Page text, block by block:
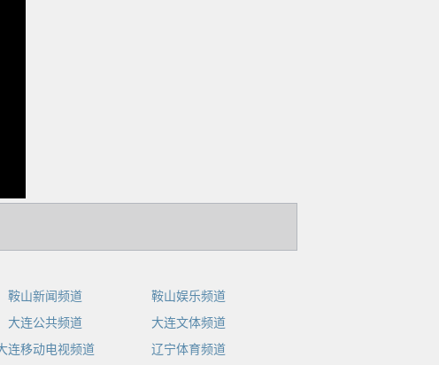
鞍山新闻频道
鞍山娱乐频道
大连公共频道
大连文体频道
连移动电视频道
辽宁体育频道